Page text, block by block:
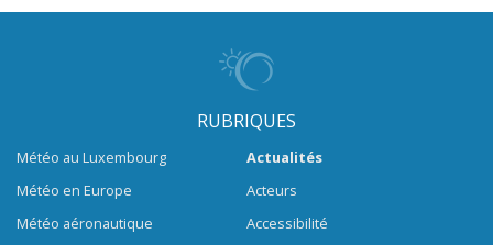
RUBRIQUES
Météo au Luxembourg
Météo en Europe
Météo aéronautique
Actualités
Acteurs
Accessibilité